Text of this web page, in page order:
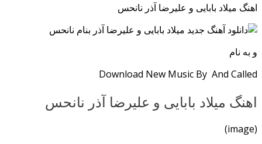
اهنگ میلاد بابایی و علیرضا آذر نانحس
و به نام
Download New Music By And Called
اهنگ میلاد بابایی و علیرضا آذر نانحس
(image)